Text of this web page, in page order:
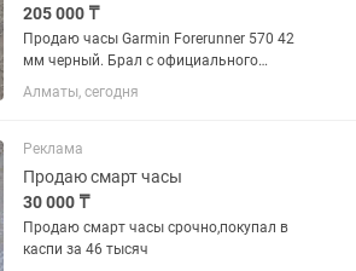
205 000 ₸
Продаю часы Garmin Forerunner 570 42
мм черный. Брал с официального
магазина, имеются документы, чек,
коробка и зарядчик. Цена договорная.
Алматы, сегодня
Реклама
Продаю смарт часы
30 000 ₸
Продаю смарт часы срочно,покупал в
каспи за 46 тысяч